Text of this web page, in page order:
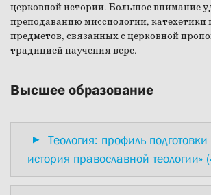
церковной истории. Большое внимание
преподаванию миссиологии, катехетики
предметов, связанных с церковной
традицией научения вере.
Высшее образование
Теология: профиль подготовки
история православной